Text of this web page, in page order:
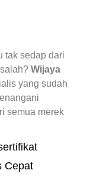
tak sedap dari
Wijaya
yang sudah
semua merek
Cepat